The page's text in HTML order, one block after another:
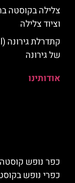
צלילה בקוסטה
וציוד צלילה
של גירונה
אודותינו
כפר נופש
כפרי נופש